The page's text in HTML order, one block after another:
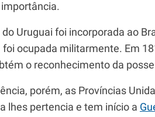
Uruguai foi incorporada ao
foi ocupada militarmente. Em
o reconhecimento da
porém, as Províncias
lhes pertencia e tem início a